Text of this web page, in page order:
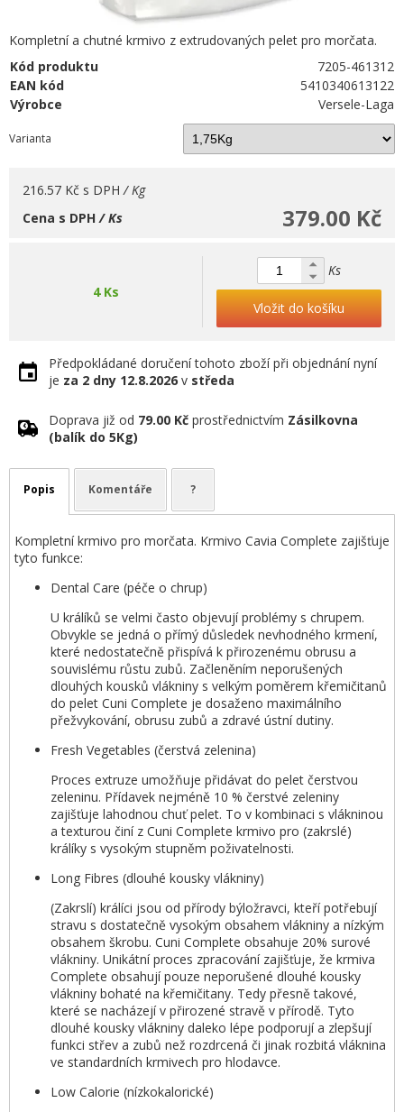
Kompletní a chutné krmivo z extrudovaných pelet pro morčata.
Kód produktu
7205-461312
EAN kód
5410340613122
Výrobce
Versele-Laga
Varianta
216.57 Kč s DPH / Kg
379.00 Kč
Cena s DPH/ Ks
4 Ks
Ks
Vložit do košíku
Předpokládané doručení tohoto zboží při objednání nyní
je za 2 dny 12.8.2026 v středa
Doprava již od 79.00 Kč prostřednictvím Zásilkovna
(balík do 5Kg)
Popis Komentáře ?
Kompletní krmivo pro morčata. Krmivo Cavia Complete zajišťuje
tyto funkce:
Dental Care (péče o chrup)
U králíků se velmi často objevují problémy s chrupem.
Obvykle se jedná o přímý důsledek nevhodného krmení,
které nedostatečně přispívá k přirozenému obrusu a
souvislému růstu zubů. Začleněním neporušených
dlouhých kousků vlákniny s velkým poměrem křemičitanů
do pelet Cuni Complete je dosaženo maximálního
přežvykování, obrusu zubů a zdravé ústní dutiny.
Fresh Vegetables (čerstvá zelenina)
Proces extruze umožňuje přidávat do pelet čerstvou
zeleninu. Přídavek nejméně 10 % čerstvé zeleniny
zajišťuje lahodnou chuť pelet. To v kombinaci s vlákninou
a texturou činí z Cuni Complete krmivo pro (zakrslé)
králíky s vysokým stupněm poživatelnosti.
Long Fibres (dlouhé kousky vlákniny)
(Zakrslí) králíci jsou od přírody býložravci, kteří potřebují
stravu s dostatečně vysokým obsahem vlákniny a nízkým
obsahem škrobu. Cuni Complete obsahuje 20% surové
vlákniny. Unikátní proces zpracování zajišťuje, že krmiva
Complete obsahují pouze neporušené dlouhé kousky
vlákniny bohaté na křemičitany. Tedy přesně takové,
které se nacházejí v přirozené stravě v přírodě. Tyto
dlouhé kousky vlákniny daleko lépe podporují a zlepšují
funkci střev a zubů než rozdrcená či jinak rozbitá vláknina
ve standardních krmivech pro hlodavce.
Low Calorie (nízkokalorické)